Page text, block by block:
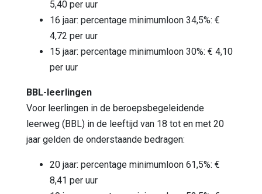
5,40 per uur
16 jaar: percentage minimumloon 34,5%: €
4,72 per uur
15 jaar: percentage minimumloon 30%: € 4,10
per uur
BBL-leerlingen
Voor leerlingen in de beroepsbegeleidende
leerweg (BBL) in de leeftijd van 18 tot en met 20
jaar gelden de onderstaande bedragen:
20 jaar: percentage minimumloon 61,5%: €
8,41 per uur